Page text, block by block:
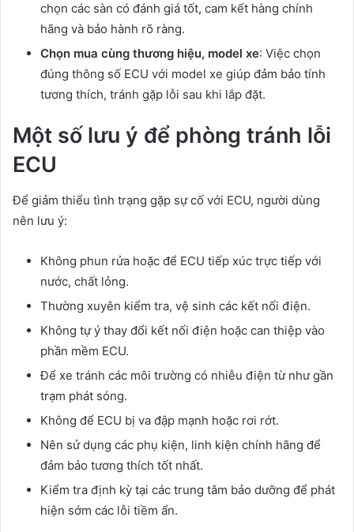
chọn các sàn có đánh giá tốt, cam kết hàng chính
hãng và bảo hành rõ ràng.
Chọn mua cùng thương hiệu, model xe: Việc chọn
đúng thông số ECU với model xe giúp đảm bảo tính
tương thích, tránh gặp lỗi sau khi lắp đặt.
Một số lưu ý để phòng tránh lỗi
ECU
Để giảm thiểu tình trạng gặp sự cố với ECU, người dùng
nên lưu ý:
Không phun rửa hoặc để ECU tiếp xúc trực tiếp với
nước, chất lỏng.
Thường xuyên kiểm tra, vệ sinh các kết nối điện.
Không tự ý thay đổi kết nối điện hoặc can thiệp vào
phần mềm ECU.
Để xe tránh các môi trường có nhiễu điện từ như gần
trạm phát sóng.
Không để ECU bị va đập mạnh hoặc rơi rớt.
Nên sử dụng các phụ kiện, linh kiện chính hãng để
đảm bảo tương thích tốt nhất.
Kiểm tra định kỳ tại các trung tâm bảo dưỡng để phát
hiện sớm các lỗi tiềm ẩn.